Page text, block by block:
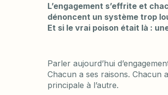
L’engagement s’effrite et
dénoncent un système trop
Et si le vrai poison était là :
Parler aujourd’hui
Chacun a ses raisons. Chacun
principale à l’autre.